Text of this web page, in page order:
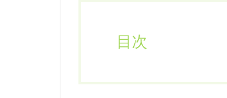
目次